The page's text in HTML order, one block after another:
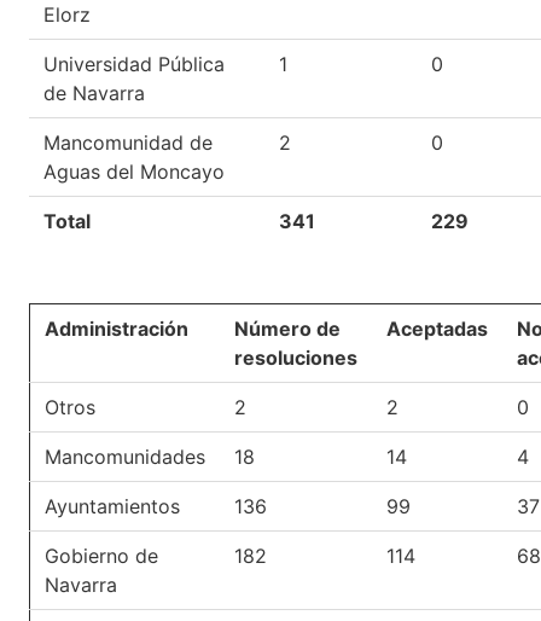
Elorz
Universidad Pública
de Navarra
1 0
Mancomunidad de
Aguas del Moncayo
2 0
Total 341 229
Administración
Número de
resoluciones
Aceptadas
Otros 2 2 0
Mancomunidades 18 14 4
Ayuntamientos 136 99 37
Gobierno de
Navarra
182 114 68